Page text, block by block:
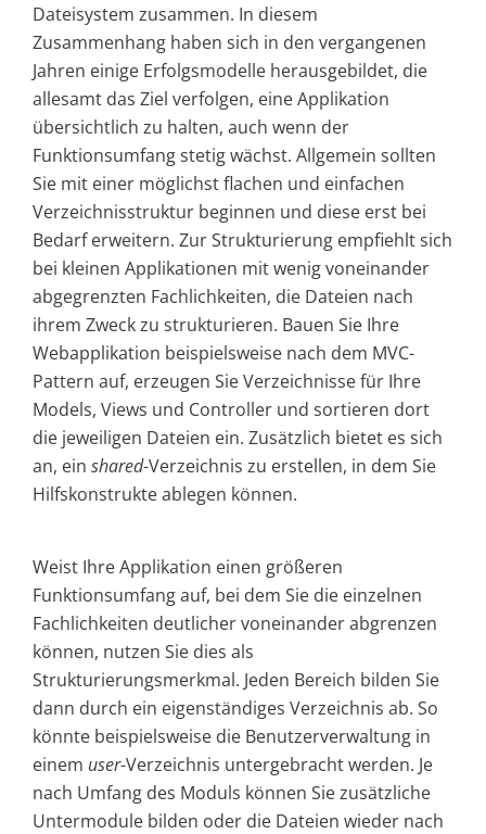
Dateisystem zusammen. In diesem
Zusammenhang haben sich in den vergangenen
Jahren einige Erfolgsmodelle herausgebildet, die
allesamt das Ziel verfolgen, eine Applikation
übersichtlich zu halten, auch wenn der
Funktionsumfang stetig wächst. Allgemein sollten
Sie mit einer möglichst flachen und einfachen
Verzeichnisstruktur beginnen und diese erst bei
Bedarf erweitern. Zur Strukturierung empfiehlt sich
bei kleinen Applikationen mit wenig voneinander
abgegrenzten Fachlichkeiten, die Dateien nach
ihrem Zweck zu strukturieren. Bauen Sie Ihre
Webapplikation beispielsweise nach dem MVC-
Pattern auf, erzeugen Sie Verzeichnisse für Ihre
Models, Views und Controller und sortieren dort
die jeweiligen Dateien ein. Zusätzlich bietet es sich
an, ein shared-Verzeichnis zu erstellen, in dem Sie
Hilfskonstrukte ablegen können.
Weist Ihre Applikation einen größeren
Funktionsumfang auf, bei dem Sie die einzelnen
Fachlichkeiten deutlicher voneinander abgrenzen
können, nutzen Sie dies als
Strukturierungsmerkmal. Jeden Bereich bilden Sie
dann durch ein eigenständiges Verzeichnis ab. So
könnte beispielsweise die Benutzerverwaltung in
einem user-Verzeichnis untergebracht werden. Je
nach Umfang des Moduls können Sie zusätzliche
Untermodule bilden oder die Dateien wieder nach